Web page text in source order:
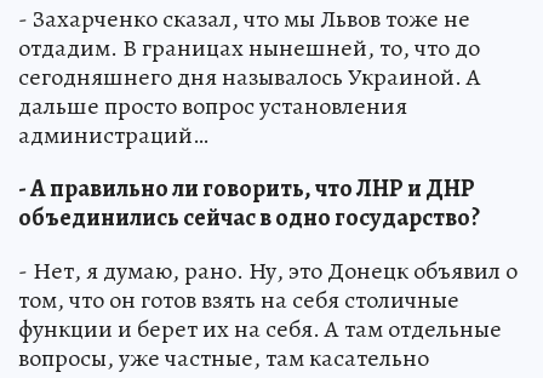
- Захарченко сказал, что мы Львов тоже не
отдадим. В границах нынешней, то, что до
сегодняшнего дня называлось Украиной. А
дальше просто вопрос установления
администраций…
- А правильно ли говорить, что ЛНР и ДНР
объединились сейчас в одно государство?
- Нет, я думаю, рано. Ну, это Донецк объявил о
том, что он готов взять на себя столичные
функции и берет их на себя. А там отдельные
вопросы, уже частные, там касательно